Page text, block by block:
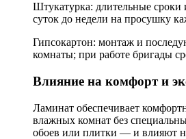
Штукатурка: длительные сроки
суток до недели на просушку
Гипсокартон: монтаж и
комнаты; при работе бригады
Влияние на комфорт и
Ламинат обеспечивает
влажных комнат без
обоев или плитки — и влияют